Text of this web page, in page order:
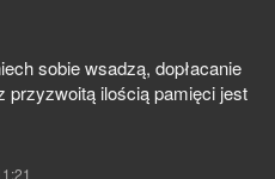
sobie wsadzą, dopłacanie
przyzwoitą ilością pamięci jest